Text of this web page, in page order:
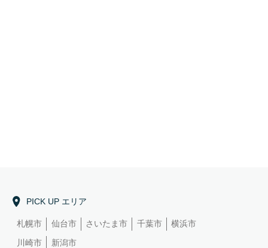
PICK UP エリア
札幌市 仙台市 さいたま市 千葉市
横浜市
川崎市
新潟市